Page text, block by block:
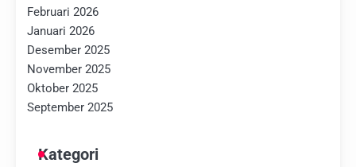
Februari 2026
Januari 2026
Desember 2025
November 2025
Oktober 2025
September 2025
Kategori